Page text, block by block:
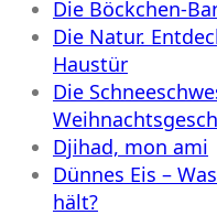
Die Böckchen-
Die Natur.
Haustür
Die
Djihad, mon ami
Dünnes Eis –
hält?